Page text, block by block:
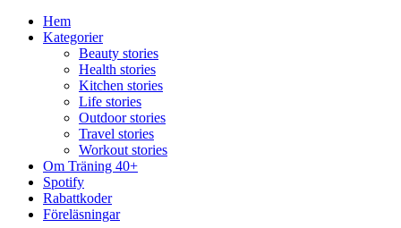
Hem
Kategorier
Beauty stories
Health stories
Kitchen stories
Life stories
Outdoor stories
Travel stories
Workout stories
Om Träning 40+
Spotify
Rabattkoder
Föreläsningar